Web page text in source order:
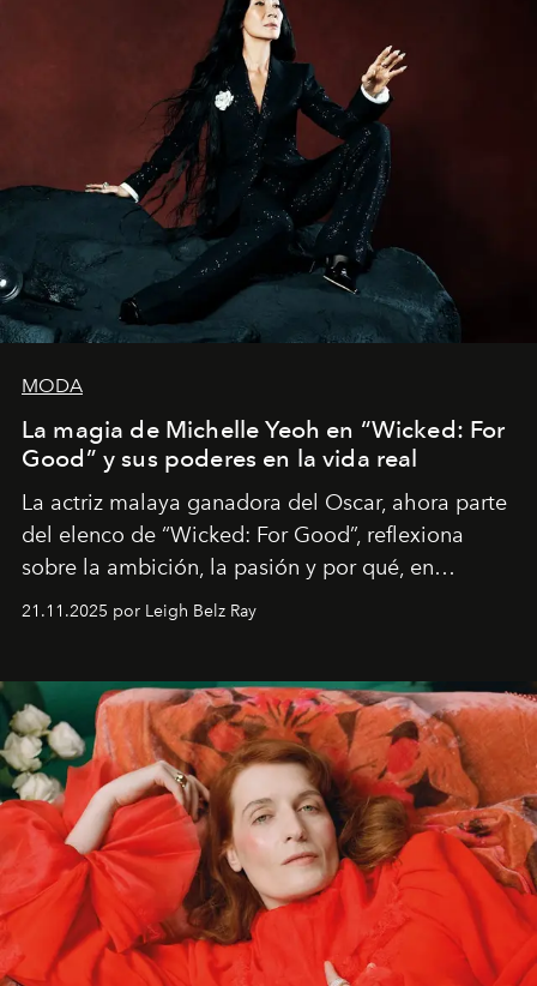
MODA
La magia de Michelle Yeoh en “Wicked: For
Good” y sus poderes en la vida real
La actriz malaya ganadora del Oscar, ahora parte
del elenco de “Wicked: For Good”, reflexiona
sobre la ambición, la pasión y por qué, en
ocasiones, la introspección puede esperar. “Es
importa si no lo entienden’”, confiesa.
21.11.2025 por Leigh Belz Ray